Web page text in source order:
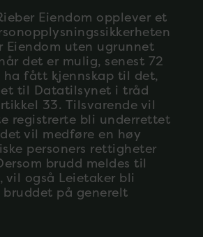
Eiendom opplever et
Eiendom uten ugrunnet
det er mulig, senest 72
fått kjennskap til det,
til Datatilsynet i tråd
33. Tilsvarende vil
registrerte bli underrettet
vil medføre en høy
personers rettigheter
brudd meldes til
vil også Leietaker bli
på generelt